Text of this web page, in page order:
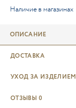
Наличие в магазинах
ОПИСАНИЕ
ДОСТАВКА
УХОД ЗА ИЗДЕЛИЕМ
ОТЗЫВЫ 0